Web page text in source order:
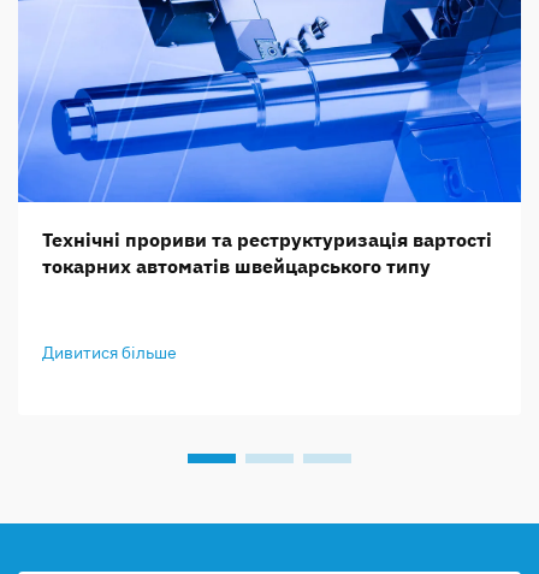
Технічні прориви та реструктуризація вартості
токарних автоматів швейцарського типу
Дивитися більше